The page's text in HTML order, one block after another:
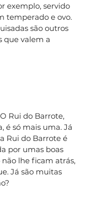
exemplo, servido
temperado e ovo.
são outros
que valem a
Rui do Barrote,
é só mais uma. Já
Rui do Barrote é
por umas boas
lhe ficam atrás,
Já são muitas